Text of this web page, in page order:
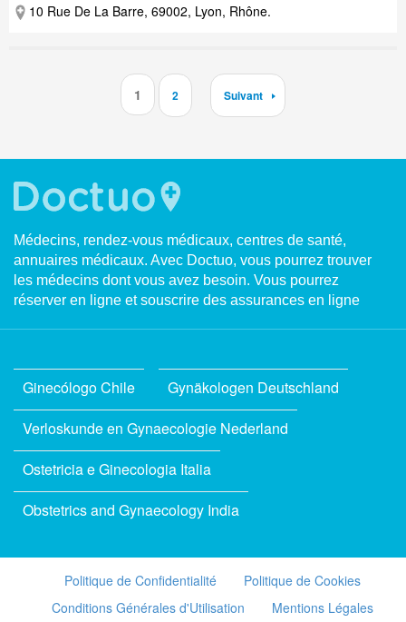
10 Rue De La Barre, 69002, Lyon, Rhône.
1 2 Suivant
Médecins, rendez-vous médicaux, centres de santé,
annuaires médicaux. Avec Doctuo, vous pourrez trouver
les médecins dont vous avez besoin. Vous pourrez
réserver en ligne et souscrire des assurances en ligne
Ginecólogo Chile
Gynäkologen Deutschland
Verloskunde en Gynaecologie Nederland
Ostetricia e Ginecologia Italia
Obstetrics and Gynaecology India
Politique de Confidentialité
Politique de Cookies
Conditions Générales d'Utilisation
Mentions Légales